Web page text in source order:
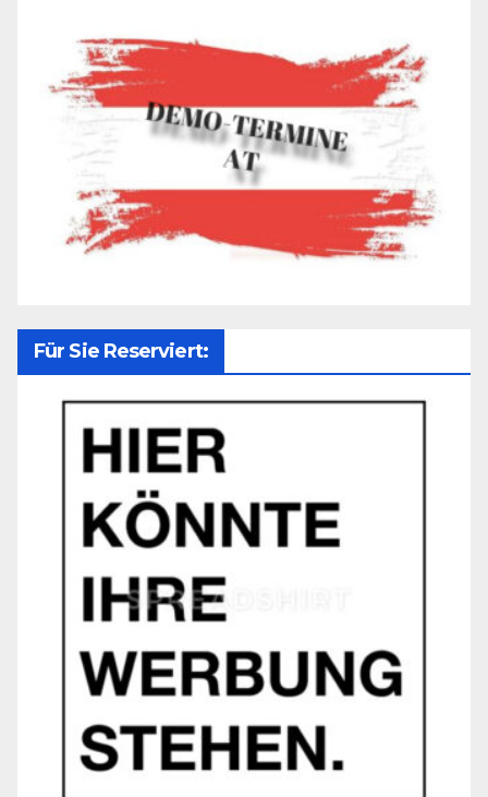
Für Sie Reserviert: